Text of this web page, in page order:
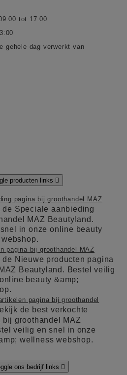
tot 17:00
gehele dag verwerkt van
producten links 
pagina bij groothandel MAZ
de Speciale aanbieding
MAZ Beautyland.
in onze online beauty
pagina bij groothandel MAZ
de Nieuwe producten pagina
Beautyland. Bestel veilig
beauty &amp;
pagina bij groothandel
de best verkochte
groothandel MAZ
veilig en snel in onze
wellness webshop.
ons bedrijf links 